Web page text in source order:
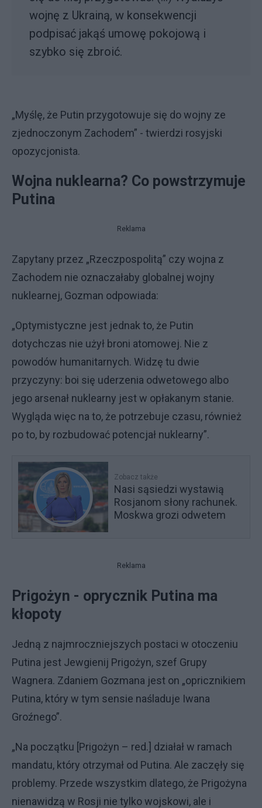
wojnę z Ukrainą, w konsekwencji
podpisać jakąś umowę pokojową i
szybko się zbroić.
„Myślę, że Putin przygotowuje się do wojny ze
zjednoczonym Zachodem” - twierdzi rosyjski
opozycjonista.
Wojna nuklearna? Co powstrzymuje
Putina
Reklama
Zapytany przez „Rzeczpospolitą” czy wojna z
Zachodem nie oznaczałaby globalnej wojny
nuklearnej, Gozman odpowiada:
„Optymistyczne jest jednak to, że Putin
dotychczas nie użył broni atomowej. Nie z
powodów humanitarnych. Widzę tu dwie
przyczyny: boi się uderzenia odwetowego albo
jego arsenał nuklearny jest w opłakanym stanie.
Wygląda więc na to, że potrzebuje czasu, również
po to, by rozbudować potencjał nuklearny”.
Zobacz także
Nasi sąsiedzi wystawią
Rosjanom słony rachunek.
Moskwa grozi odwetem
Reklama
Prigożyn - oprycznik Putina ma
kłopoty
Jedną z najmroczniejszych postaci w otoczeniu
Putina jest Jewgienij Prigożyn, szef Grupy
Wagnera. Zdaniem Gozmana jest on „opricznikiem
Putina, który w tym sensie naśladuje Iwana
Groźnego”.
„Na początku [Prigożyn – red.] działał w ramach
mandatu, który otrzymał od Putina. Ale zaczęły się
problemy. Przede wszystkim dlatego, że Prigożyna
nienawidzą w Rosji nie tylko wojskowi, ale i